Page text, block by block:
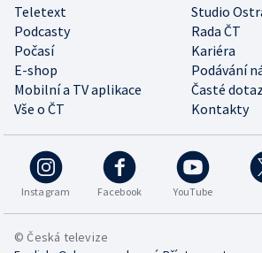
Teletext
Studio
Podcasty
Rada ČT
Počasí
Kariéra
E-shop
Podávání
Mobilní a TV aplikace
Časté
Vše o ČT
Kontakty
Instagram Facebook YouTube
© Česká televize